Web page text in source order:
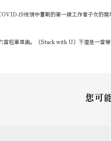
19疫情中奮戰的第一線工作者子女的
冠軍單曲。《Stuck with U》不僅是一首
您可